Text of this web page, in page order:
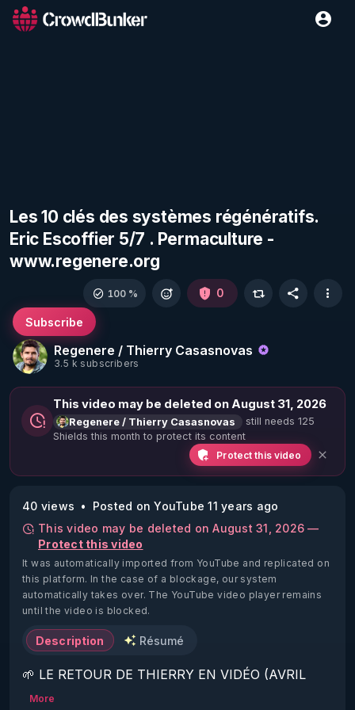
Les 10 clés des systèmes régénératifs.
Eric Escoffier 5/7 . Permaculture -
www.regenere.org
Regenere / Thierry Casasnovas
3.5 k subscribers
Subscribe
100 % 0
This video may be deleted on August 31, 2026
Regenere / Thierry Casasnovas
still needs 125
Shields this month to protect its content
Protect this video
40 views
Posted on YouTube 11 years ago
This video may be deleted on August 31, 2026 —
Protect this video
It was automatically imported from YouTube and replicated on
this platform. In the case of a blockage, our system
automatically takes over. The YouTube video player remains
until the video is blocked.
Description Résumé
🌱 LE RETOUR DE THIERRY EN VIDÉO (AVRIL
2022)!
More